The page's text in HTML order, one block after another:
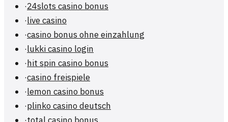
·24slots casino bonus
·live casino
·casino bonus ohne einzahlung
·lukki casino login
·hit spin casino bonus
·casino freispiele
·lemon casino bonus
·plinko casino deutsch